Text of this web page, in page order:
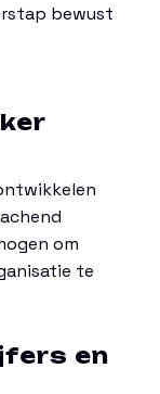
bewust
om
te
en